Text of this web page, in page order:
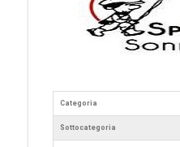
Categoria
Sottocategoria